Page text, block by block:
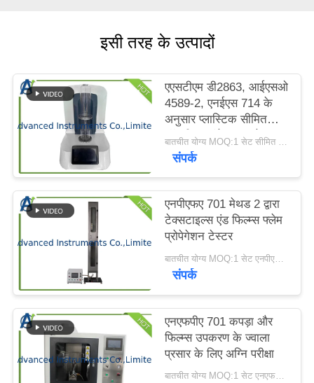
करें
साइटमैप
PRIVACY
POLICY
इसी तरह के उत्पादों
एएसटीएम डी2863, आईएसओ
4589-2, एनईएस 714 के
अनुसार प्लास्टिक सीमित
ऑक्सीजन इंडेक्स मापने वाला
उपकरण
बातचीत योग्य MOQ:1 सेट सीमित ऑक्सीजन सूचकांक मापने का उपकरण
संपर्क
एनपीएफए ​​701 मेथड 2 द्वारा
टेक्सटाइल्स एंड फिल्म्स फ्लेम
प्रोपेगेशन टेस्टर
बातचीत योग्य MOQ:1 सेट एनपीएफए ​​701 परीक्षक एक क्रम में
संपर्क
एनएफपीए 701 कपड़ा और
फिल्म्स उपकरण के ज्वाला
प्रसार के लिए अग्नि परीक्षा
बातचीत योग्य MOQ:1 सेट एनएफपीए 701 ज्वाला प्रसार उपकरण